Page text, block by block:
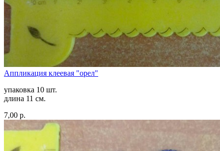
Аппликация клеевая "орел"
упаковка 10 шт.
длина 11 см.
7,00 р.